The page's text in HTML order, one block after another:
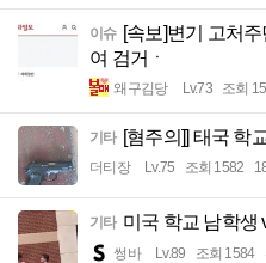
이슈 [속보]변기 고처
여 검거ㆍ
왜구김당 Lv.73 조회
기타 [혐주의]] 태국 학
더티장 Lv.75 조회 1582
기타 미국 학교 남학생
썽바 Lv.89 조회 1584